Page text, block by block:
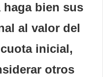
haga bien sus
al valor del
inicial,
otros